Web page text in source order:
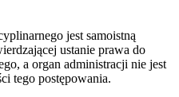
jest samoistną
ustanie prawa do
a organ administracji nie jest
tego postępowania.